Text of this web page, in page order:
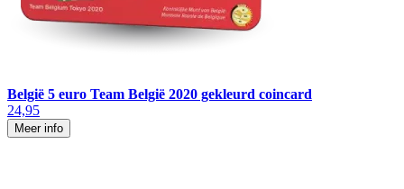
België 5 euro Team België 2020 gekleurd coincard
24,95
Meer info